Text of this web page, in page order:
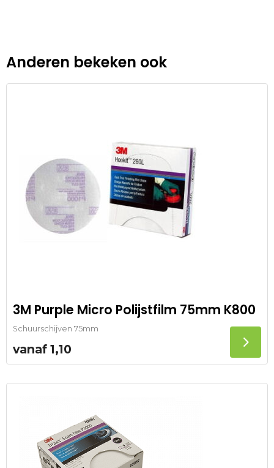
Anderen bekeken ook
3M Purple Micro Polijstfilm 75mm K800
Schuurschijven 75mm
vanaf 1,10